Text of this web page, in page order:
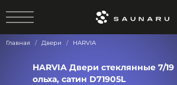
Главная Двери HARVIA
HARVIA Двери стеклянные 7/19
ольха, сатин D71905L